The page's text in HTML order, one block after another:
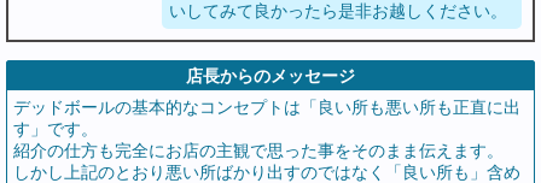
いしてみて良かったら是非お越しください。
店長からのメッセージ
デッドボールの基本的なコンセプトは「良い所も悪い所も正直に出
す」です。
紹介の仕方も完全にお店の主観で思った事をそのまま伝えます。
しかし上記のとおり悪い所ばかり出すのではなく「良い所も」含め